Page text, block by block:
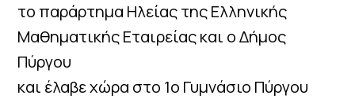
το παράρτημα Ηλείας της Ελληνικής
Μαθηματικής Εταιρείας και ο Δήμος
Πύργου
και έλαβε χώρα στο 1ο Γυμνάσιο Πύργου